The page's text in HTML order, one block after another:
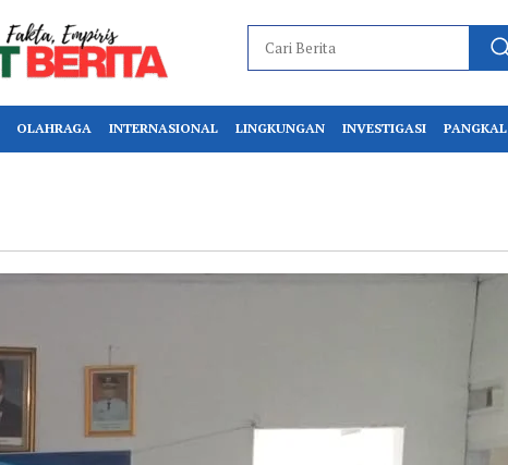
OLAHRAGA INTERNASIONAL LINGKUNGAN INVESTIGASI PANGKAL